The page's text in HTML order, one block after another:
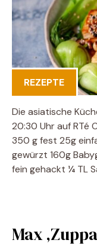
REZEPTE
Die asiatische
20:30 Uhr auf RTé
350 g fest 25g
gewürzt 160g
fein gehackt ¼ TL
Max